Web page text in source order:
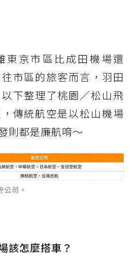
東京市區比成田機場還
市區的旅客而言，羽田
下整理了桃園／松山飛
傳統航空是以松山機場
則都是廉航唷～
司。
該怎麼搭車？